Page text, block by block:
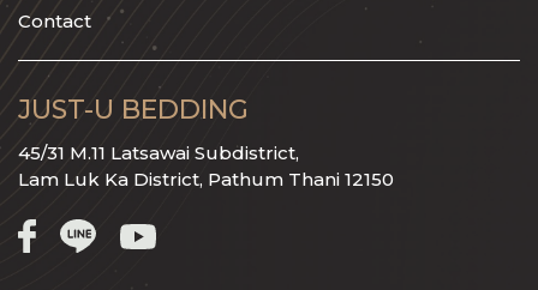
Contact
JUST-U BEDDING
45/31 M.11 Latsawai Subdistrict,
Lam Luk Ka District, Pathum Thani 12150